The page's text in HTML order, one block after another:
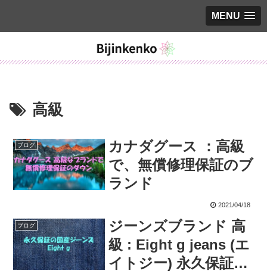
MENU
高級
ブログ
カナダグース ：高級
で、無償修理保証のブ
ランド
2021/04/18
ブログ
ジーンズブランド 高
級 : Eight g jeans (エ
イトジー) 永久保証の